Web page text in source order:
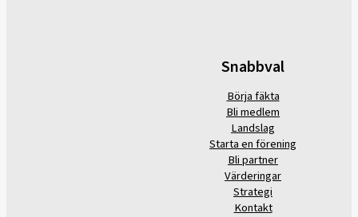
Snabbval
Börja fäkta
Bli medlem
Landslag
Starta en förening
Bli partner
Värderingar
Strategi
Kontakt